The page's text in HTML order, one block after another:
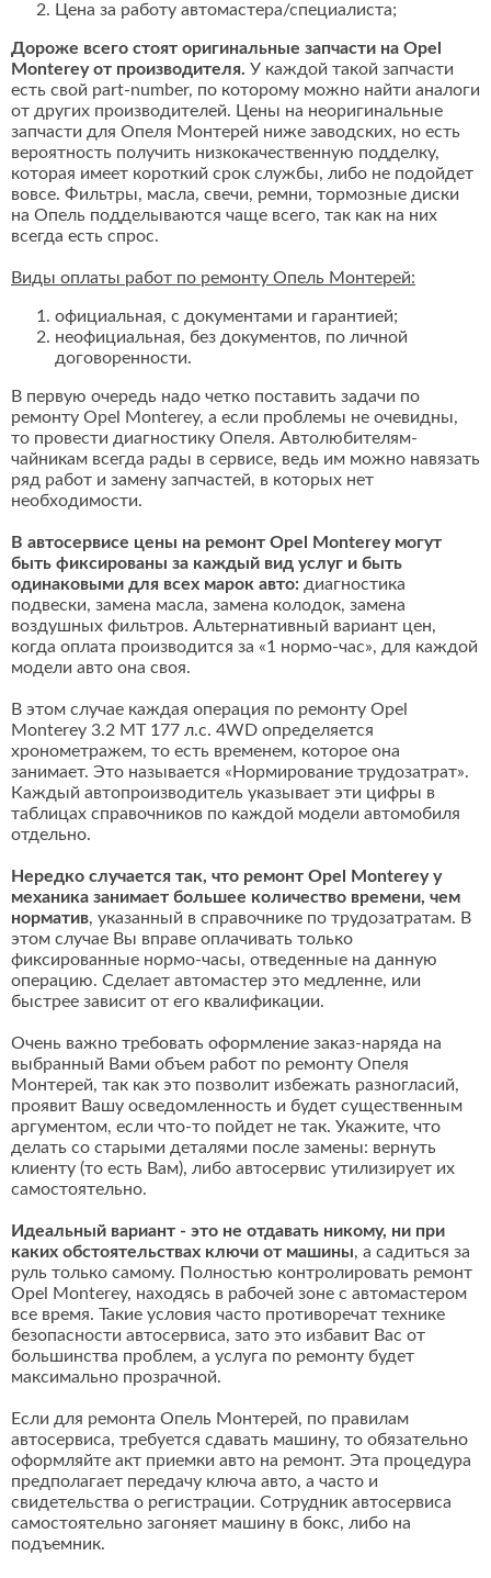
Цена за работу автомастера/специалиста;
Дороже всего стоят оригинальные запчасти на Opel
Monterey от производителя. У каждой такой запчасти
есть свой part-number, по которому можно найти аналоги
от других производителей. Цены на неоригинальные
запчасти для Опеля Монтерей ниже заводских, но есть
вероятность получить низкокачественную подделку,
которая имеет короткий срок службы, либо не подойдет
вовсе. Фильтры, масла, свечи, ремни, тормозные диски
на Опель подделываются чаще всего, так как на них
всегда есть спрос.
Виды оплаты работ по ремонту Опель Монтерей:
официальная, с документами и гарантией;
неофициальная, без документов, по личной
договоренности.
В первую очередь надо четко поставить задачи по
ремонту Opel Monterey, а если проблемы не очевидны,
то провести диагностику Опеля. Автолюбителям-
чайникам всегда рады в сервисе, ведь им можно навязать
ряд работ и замену запчастей, в которых нет
необходимости.
В автосервисе цены на ремонт Opel Monterey могут
быть фиксированы за каждый вид услуг и быть
одинаковыми для всех марок авто: диагностика
подвески, замена масла, замена колодок, замена
воздушных фильтров. Альтернативный вариант цен,
когда оплата производится за «1 нормо-час», для каждой
модели авто она своя.
В этом случае каждая операция по ремонту Opel
Monterey 3.2 MT 177 л.с. 4WD определяется
хронометражем, то есть временем, которое она
занимает. Это называется «Нормирование трудозатрат».
Каждый автопроизводитель указывает эти цифры в
таблицах справочников по каждой модели автомобиля
отдельно.
Нередко случается так, что ремонт Opel Monterey у
механика занимает большее количество времени, чем
норматив, указанный в справочнике по трудозатратам. В
этом случае Вы вправе оплачивать только
фиксированные нормо-часы, отведенные на данную
операцию. Сделает автомастер это медленне, или
быстрее зависит от его квалификации.
Очень важно требовать оформление заказ-наряда на
выбранный Вами объем работ по ремонту Опеля
Монтерей, так как это позволит избежать разногласий,
проявит Вашу осведомленность и будет существенным
аргументом, если что-то пойдет не так. Укажите, что
делать со старыми деталями после замены: вернуть
клиенту (то есть Вам), либо автосервис утилизирует их
самостоятельно.
Идеальный вариант - это не отдавать никому, ни при
каких обстоятельствах ключи от машины, а садиться за
руль только самому. Полностью контролировать ремонт
Opel Monterey, находясь в рабочей зоне с автомастером
все время. Такие условия часто противоречат технике
безопасности автосервиса, зато это избавит Вас от
большинства проблем, а услуга по ремонту будет
максимально прозрачной.
Если для ремонта Опель Монтерей, по правилам
автосервиса, требуется сдавать машину, то обязательно
оформляйте акт приемки авто на ремонт. Эта процедура
предполагает передачу ключа авто, а часто и
свидетельства о регистрации. Сотрудник автосервиса
самостоятельно загоняет машину в бокс, либо на
подъемник.